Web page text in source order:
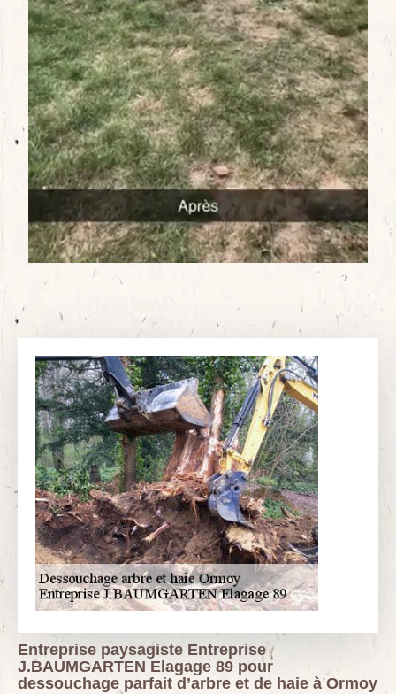
Entreprise paysagiste Entreprise
J.BAUMGARTEN Elagage 89 pour
dessouchage parfait d’arbre et de haie à Ormoy